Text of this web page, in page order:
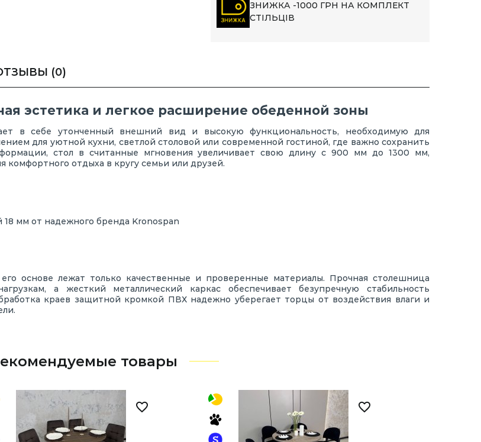
ЗНИЖКА -1000 ГРН НА КОМПЛЕКТ
СТІЛЬЦІВ
(0)
эстетика и легкое расширение обеденной зоны
в себе утонченный внешний вид и высокую функциональность, необходимую для
для уютной кухни, светлой столовой или современной гостиной, где важно сохранить
стол в считанные мгновения увеличивает свою длину с 900 мм до 1300 мм,
отдыха в кругу семьи или друзей.
мм от надежного бренда Kronospan
основе лежат только качественные и проверенные материалы. Прочная столешница
а жесткий металлический каркас обеспечивает безупречную стабильность
краев защитной кромкой ПВХ надежно уберегает торцы от воздействия влаги и
товары